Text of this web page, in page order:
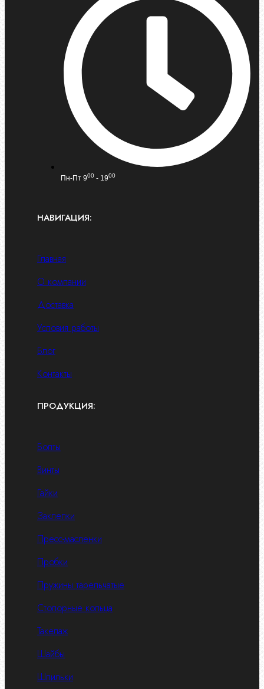
Пн-Пт 900 - 1900
НАВИГАЦИЯ:
Главная
О компании
Доставка
Условия работы
Блог
Контакты
ПРОДУКЦИЯ:
Болты
Винты
Гайки
Заклепки
Пресс-масленки
Пробки
Пружины тарельчатые
Стопорные кольца
Такелаж
Шайбы
Шпильки